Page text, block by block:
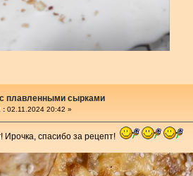
с плавленными сырками
: 02.11.2024 20:42 »
Ирочка, спасибо за рецепт!